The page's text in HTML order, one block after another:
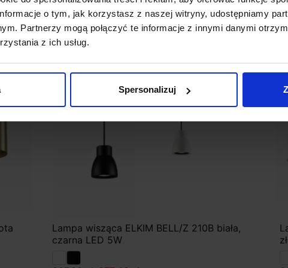
o tym, jak korzystasz z naszej witryny, udostępniamy
Partnerzy mogą połączyć te informacje z innymi danymi
z ich usług.
Spersonalizuj
Promocja
Lampa wisząca ELKIM BELL/Z 210B biała,
czarna LED 5W